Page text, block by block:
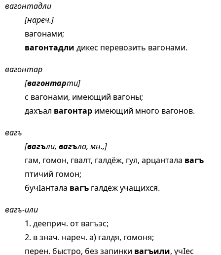
вагонтадли
[нареч.]
вагонами;
вагонтадли дикес перевозить вагонами.
вагонтар
[вагонтарти]
с вагонами, имеющий вагоны;
дахъал вагонтар имеющий много вагонов.
вагъ
[вагъли, вагъла, мн.,]
гам, гомон, гвалт, галдёж, гул, арцантала вагъ
птичий гомон;
бучIантала вагъ галдёж учащихся.
вагъ-или
1. дееприч. от вагъэс;
2. в знач. нареч. а) галдя, гомоня;
перен. быстро, без запинки вагъили, учIес